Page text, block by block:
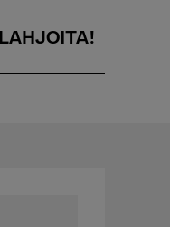
LAHJOITA!